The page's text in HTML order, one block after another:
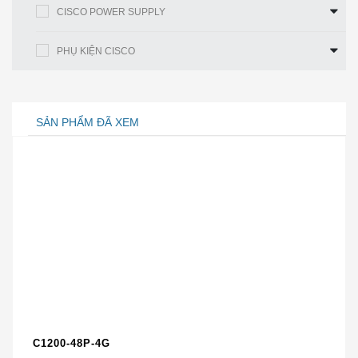
An ninh
Có, 802.1X
CISCO POWER SUPPLY
PHỤ KIỆN CISCO
SẢN PHẨM ĐÃ XEM
C1200-48P-4G